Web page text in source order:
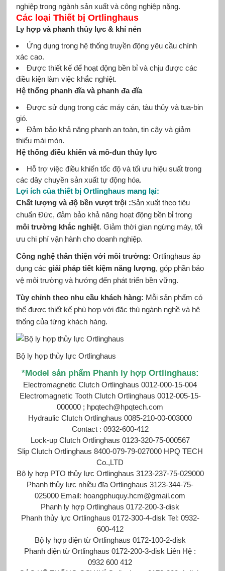
nghiệp trong ngành sản xuất và công nghiệp nặng.
Các loại Thiết bị Ortlinghaus
Ly hợp và phanh thủy lực & khí nén
Ứng dụng trong hệ thống truyền động yêu cầu chính
xác cao.
Được thiết kế để hoạt động bền bỉ và chịu được các
điều kiện làm việc khắc nghiệt.
Hệ thống phanh đĩa và phanh đa đĩa
Được sử dụng trong các máy cán, tàu thủy và tua-bin
gió.
Đảm bảo khả năng phanh an toàn, tin cậy và giảm
thiểu mài mòn.
Hệ thống điều khiển và mô-đun thủy lực
Hỗ trợ việc điều khiển tốc độ và tối ưu hiệu suất trong
các dây chuyền sản xuất tự động hóa.
Lợi ích của thiết bị Ortlinghaus mang lại:
Chất lượng và độ bền vượt trội :Sản xuất theo tiêu
chuẩn Đức, đảm bảo khả năng hoạt động bền bỉ trong
môi trường khắc nghiệt. Giảm thời gian ngừng máy, tối
ưu chi phí vận hành cho doanh nghiệp.
Công nghệ thân thiện với môi trường: Ortlinghaus áp
dụng các giải pháp tiết kiệm năng lượng, góp phần bảo
vệ môi trường và hướng đến phát triển bền vững.
Tùy chỉnh theo nhu cầu khách hàng: Mỗi sản phẩm có
thể được thiết kế phù hợp với đặc thù ngành nghề và hệ
thống của từng khách hàng.
Bộ ly hợp thủy lực Ortlinghaus
*Model sản phẩm Phanh ly hợp Ortlinghaus:
Electromagnetic Clutch Ortlinghaus 0012-000-15-004
Electromagnetic Tooth Clutch Ortlinghaus 0012-005-15-
000000 ; hpqtech@hpqtech.com
Hydraulic Clutch Ortlinghaus 0085-210-00-003000
Contact : 0932-600-412
Lock-up Clutch Ortlinghaus 0123-320-75-000567
Slip Clutch Ortlinghaus 8400-079-79-027000 HPQ TECH
Co.,LTD
Bộ ly hợp PTO thủy lực Ortlinghaus 3123-237-75-029000
Phanh thủy lực nhiều đĩa Ortlinghaus 3123-344-75-
025000 Email: hoangphuquy.hcm@gmail.com
Phanh ly hợp Ortlinghaus 0172-200-3-disk
Phanh thủy lực Ortlinghaus 0172-300-4-disk Tel: 0932-
600-412
Bộ ly hợp điện từ Ortlinghaus 0172-100-2-disk
Phanh điện từ Ortlinghaus 0172-200-3-disk Liên Hệ :
0932 600 412